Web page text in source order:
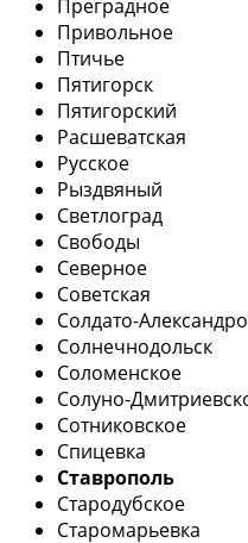
Преградное
Привольное
Птичье
Пятигорск
Пятигорский
Расшеватская
Русское
Рыздвяный
Светлоград
Свободы
Северное
Советская
Солдато-
Солнечнодольск
Соломенское
Солуно-
Сотниковское
Спицевка
Ставрополь
Стародубское
Старомарьевка